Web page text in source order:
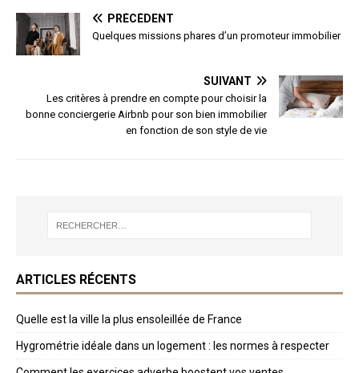
PRÉCÉDENT
Quelques missions phares d’un promoteur immobilier
SUIVANT
Les critères à prendre en compte pour choisir la
bonne conciergerie Airbnb pour son bien immobilier
en fonction de son style de vie
ARTICLES RÉCENTS
Quelle est la ville la plus ensoleillée de France
Hygrométrie idéale dans un logement : les normes à respecter